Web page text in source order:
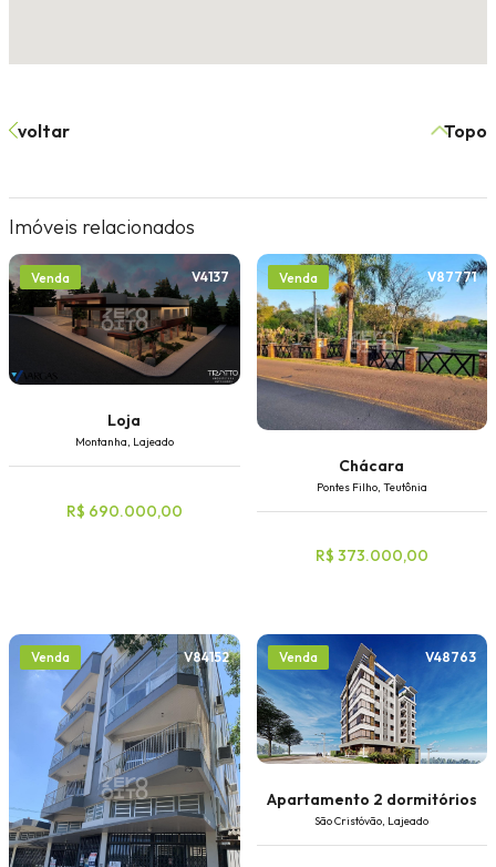
voltar Topo
Imóveis relacionados
Venda V4137
Loja
Montanha, Lajeado
R$ 690.000,00
Venda V87771
Chácara
Pontes Filho, Teutônia
R$ 373.000,00
Venda V84152 Venda V48763
Apartamento 2 dormitórios
São Cristóvão, Lajeado